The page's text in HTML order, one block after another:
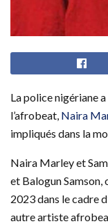
La police nigériane
l’afrobeat, Naira
impliqués dans la
Naira Marley et
et Balogun
2023 dans le cadre
autre artiste